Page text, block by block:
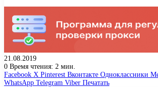
21.08.2019
0 Время чтения: 2 мин.
Facebook X Pinterest Вконтакте Одноклассники
WhatsApp Telegram Viber Печатать